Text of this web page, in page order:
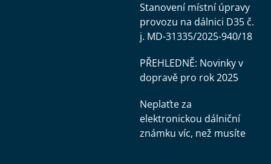
Stanovení místní úpravy
provozu na dálnici D35 č.
j. MD-31335/2025-940/18
PŘEHLEDNĚ: Novinky v
dopravě pro rok 2025
Neplaťte za
elektronickou dálniční
známku víc, než musíte